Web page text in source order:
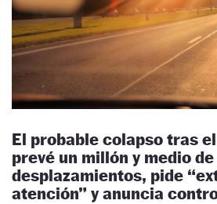
El probable colapso tras
prevé un millón y medio de
desplazamientos, pide
atención” y anuncia